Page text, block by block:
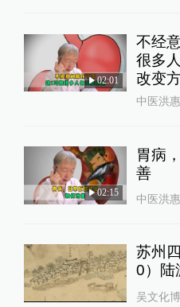
02:01
不经
很多
改变
02:15
胃病
善
苏州
0）陆
吴文化